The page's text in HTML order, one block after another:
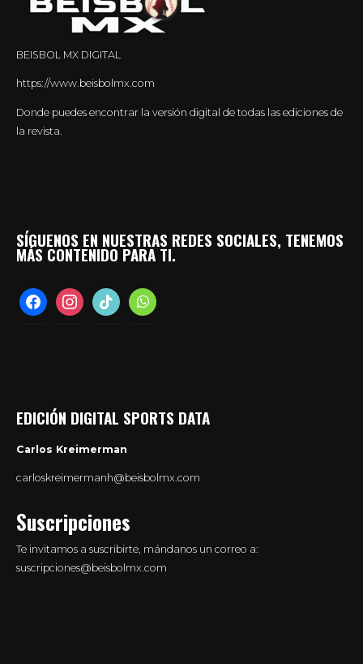
BEISBOL MX DIGITAL
https://www.beisbolmx.com
Donde puedes encontrar la versión digital de todas las ediciones de
la revista.
SÍGUENOS EN NUESTRAS REDES SOCIALES, TENEMOS
MÁS CONTENIDO PARA TI.
facebookinstagramtiktok whatsapp
EDICIÓN DIGITAL SPORTS DATA
Carlos Kreimerman
carloskreimermanh@beisbolmx.com
Suscripciones
Te invitamos a suscribirte, mándanos un correo a:
suscripciones@beisbolmx.com